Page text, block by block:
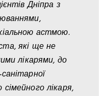
Дніпра з
астмою.
які ще не
лікарями, до
лікаря,